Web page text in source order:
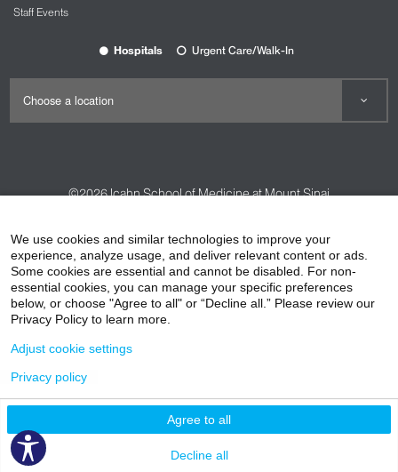
Staff Events
Hospitals Urgent Care/Walk-In
©2026Icahn School of Medicine at Mount Sinai
HIPAA Privacy Practices
Compliance
Non-Discrimination Notice
Patient Responsibilities
Price Transparency
We use cookies and similar technologies to improve your
experience, analyze usage, and deliver relevant content or ads.
Some cookies are essential and cannot be disabled. For non-
essential cookies, you can manage your specific preferences
below, or choose "Agree to all" or “Decline all.” Please review our
Privacy Policy to learn more.
Agree to all
Decline all
Adjust cookie settings
Privacy policy